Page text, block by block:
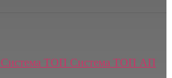
Система ТОП Система ТОП АП